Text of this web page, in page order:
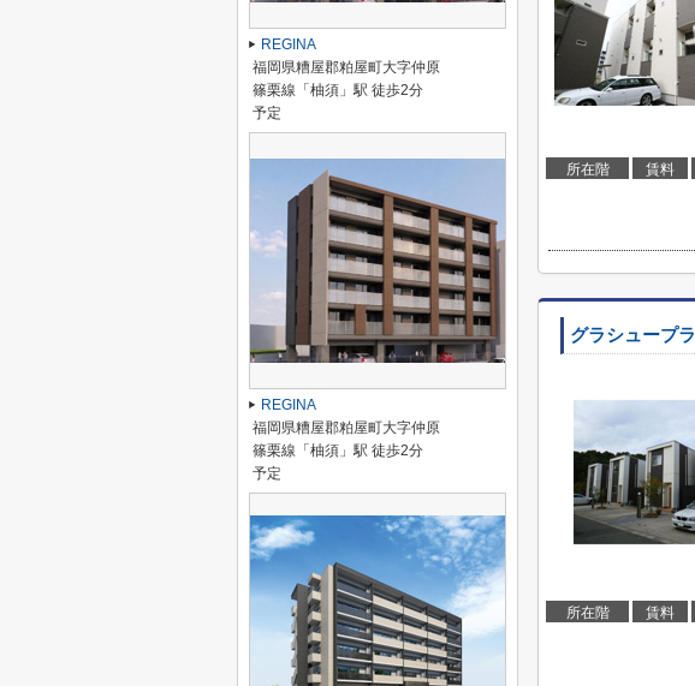
所在階 賃料
グラシュープ
所在階 賃料
REGINA
福岡県糟屋郡粕屋町大字仲原
篠栗線「柚須」駅 徒歩2分
予定
REGINA
福岡県糟屋郡粕屋町大字仲原
篠栗線「柚須」駅 徒歩2分
予定